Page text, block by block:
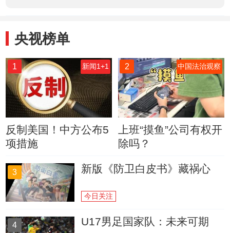
央视榜单
1 新闻1+1
反制美国！中方公布5
项措施
2 中国法治观察
上班“摸鱼”公司有权开
除吗？
3 新版《防卫白皮书》藏祸心
今日关注
4 U17男足国家队：未来可期